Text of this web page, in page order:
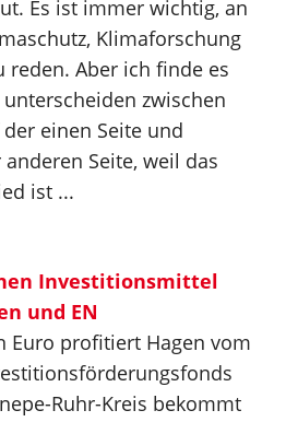
Es ist immer wichtig, an
Klimaforschung
reden. Aber ich finde es
zwischen
einen Seite und
Seite, weil das
ist ...
Investitionsmittel
und EN
Euro profitiert Hagen vom
Ruhr-Kreis bekommt